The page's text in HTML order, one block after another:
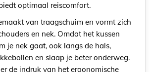
optimaal reiscomfort.
van traagschuim en vormt zich
en nek. Omdat het kussen
je nek gaat, ook langs de hals,
en slaap je beter onderweg.
de indruk van het ergonomische